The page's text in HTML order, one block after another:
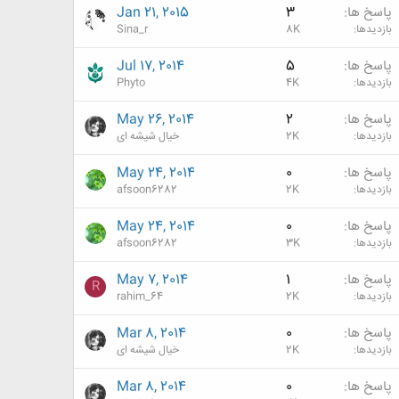
پاسخ ها 3
بازدیدها 8K
Jan 21, 2015
Sina_r
پاسخ ها 5
بازدیدها 4K
Jul 17, 2014
Phyto
پاسخ ها 2
بازدیدها 2K
May 26, 2014
خیال شیشه ای
پاسخ ها 0
بازدیدها 2K
May 24, 2014
afsoon6282
پاسخ ها 0
بازدیدها 3K
May 24, 2014
afsoon6282
پاسخ ها 1
بازدیدها 2K
May 7, 2014
rahim_64
R
پاسخ ها 0
بازدیدها 2K
Mar 8, 2014
خیال شیشه ای
پاسخ ها 0
Mar 8, 2014